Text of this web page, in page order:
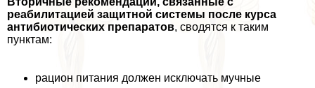
реабилитацией защитной системы после курса
антибиотических препаратов, сводятся к таким
пунктам:
рацион питания должен исключать мучные